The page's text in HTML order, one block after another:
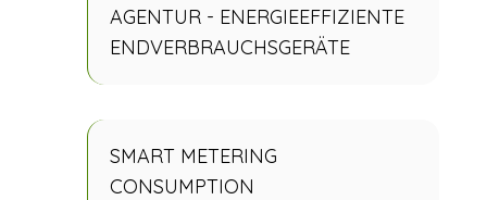
AGENTUR - ENERGIEEFFIZIENTE
ENDVERBRAUCHSGERÄTE
SMART METERING
CONSUMPTION